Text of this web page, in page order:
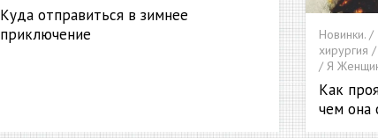
Куда отправиться в зимнее
приключение
Новинки. /
хирургия
/ Я
Как
чем она